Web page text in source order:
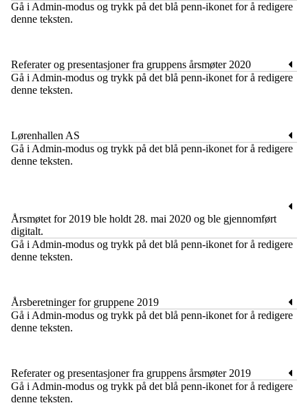
​Gå i Admin-modus og trykk på det blå penn-ikonet for å redigere
denne teksten.
Referater og presentasjoner fra gruppens årsmøter 2020
​Gå i Admin-modus og trykk på det blå penn-ikonet for å redigere
denne teksten.
Lørenhallen AS
​Gå i Admin-modus og trykk på det blå penn-ikonet for å redigere
denne teksten.
Årsmøtet for 2019 ble holdt 28. mai 2020 og ble gjennomført
digitalt.
​Gå i Admin-modus og trykk på det blå penn-ikonet for å redigere
denne teksten.
Årsberetninger for gruppene 2019
​Gå i Admin-modus og trykk på det blå penn-ikonet for å redigere
denne teksten.
Referater og presentasjoner fra gruppens årsmøter 2019
​Gå i Admin-modus og trykk på det blå penn-ikonet for å redigere
denne teksten.